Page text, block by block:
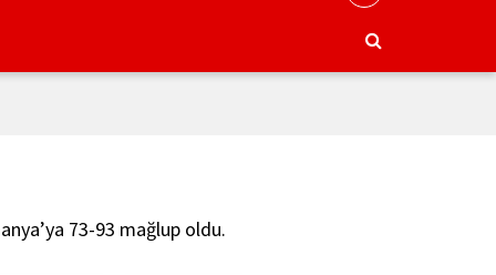
73-93 mağlup oldu.